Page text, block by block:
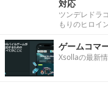
対応
ツンデレドラ
もりのヒロイ
ゲームコマ
Xsollaの最新